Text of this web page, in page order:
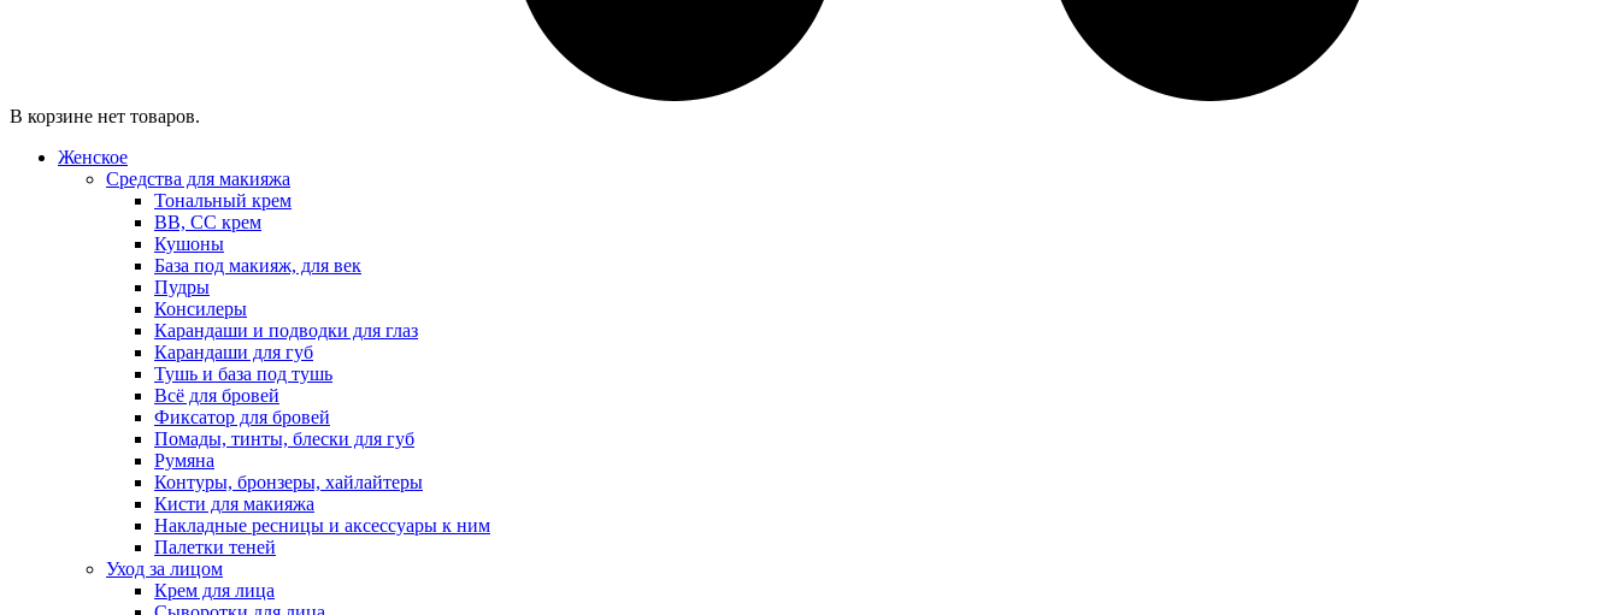
В корзине нет товаров.
Женское
Средства для макияжа
Тональный крем
BB, CC крем
Кушоны
База под макияж, для век
Пудры
Консилеры
Карандаши и подводки для глаз
Карандаши для губ
Тушь и база под тушь
Всё для бровей
Фиксатор для бровей
Помады, тинты, блески для губ
Румяна
Контуры, бронзеры, хайлайтеры
Кисти для макияжа
Накладные ресницы и аксессуары к ним
Палетки теней
Уход за лицом
Крем для лица